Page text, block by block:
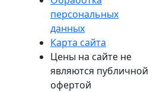
персональных
данных
Карта сайта
Цены на сайте не
являются публичной
офертой